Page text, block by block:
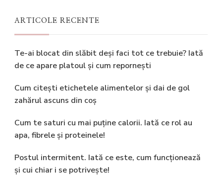
ARTICOLE RECENTE
Te-ai blocat din slăbit deși faci tot ce trebuie? Iată
de ce apare platoul și cum repornești
Cum citești etichetele alimentelor și dai de gol
zahărul ascuns din coș
Cum te saturi cu mai puține calorii. Iată ce rol au
apa, fibrele și proteinele!
Postul intermitent. Iată ce este, cum funcționează
și cui chiar i se potrivește!